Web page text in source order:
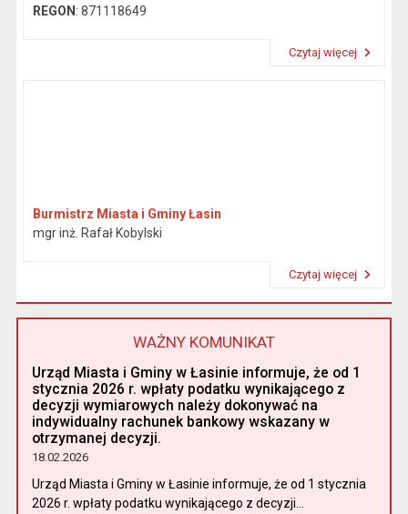
REGON : 871118649
Czytaj więcej
Burmistrz Miasta i Gminy Łasin
mgr inż. Rafał Kobylski
Czytaj więcej
WAŻNY KOMUNIKAT
Urząd Miasta i Gminy w Łasinie informuje, że od 1
stycznia 2026 r. wpłaty podatku wynikającego z
decyzji wymiarowych należy dokonywać na
indywidualny rachunek bankowy wskazany w
otrzymanej decyzji.
18.02.2026
Urząd Miasta i Gminy w Łasinie informuje, że od 1 stycznia
2026 r. wpłaty podatku wynikającego z decyzji...